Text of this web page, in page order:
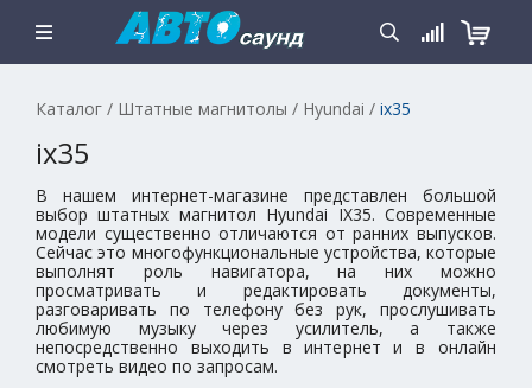
Каталог / Штатные магнитолы / Hyundai / ix35
ix35
В нашем интернет-магазине представлен большой
выбор штатных магнитол Hyundai IX35. Современные
модели существенно отличаются от ранних выпусков.
Сейчас это многофункциональные устройства, которые
выполнят роль навигатора, на них можно
просматривать и редактировать документы,
разговаривать по телефону без рук, прослушивать
любимую музыку через усилитель, а также
непосредственно выходить в интернет и в онлайн
смотреть видео по запросам.